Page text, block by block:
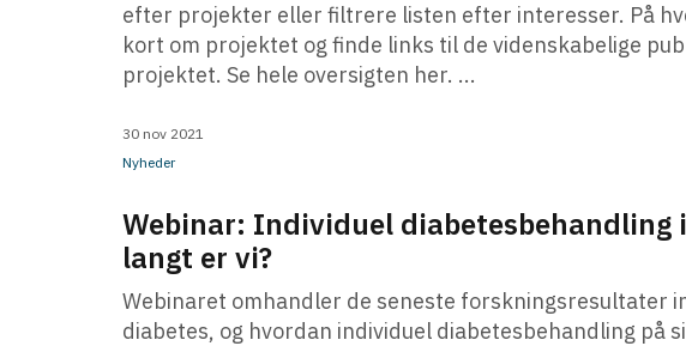
efter projekter eller filtrere listen efter interesser. På
kort om projektet og finde links til de videnskabelige
projektet. Se hele oversigten her. ...
30 nov 2021
Nyheder
Webinar: Individuel diabetesbehandling
langt er vi?
Webinaret omhandler de seneste forskningsresultater
diabetes, og hvordan individuel diabetesbehandling på